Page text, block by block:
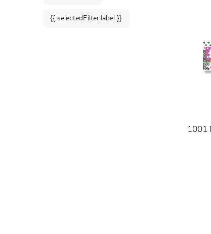
{{ selectedFilter.label }}
1001